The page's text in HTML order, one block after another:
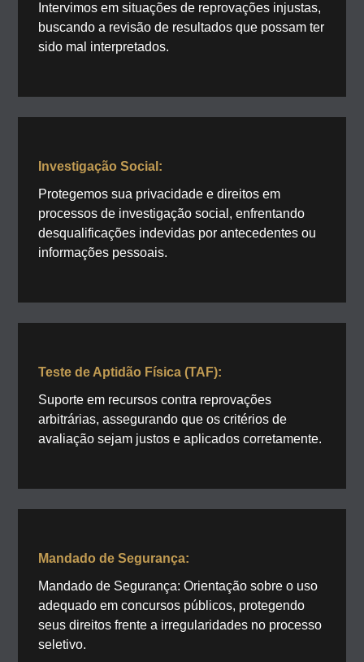
Intervimos em situações de reprovações injustas,
buscando a revisão de resultados que possam ter
sido mal interpretados.
Investigação Social:
Protegemos sua privacidade e direitos em
processos de investigação social, enfrentando
desqualificações indevidas por antecedentes ou
informações pessoais.
Teste de Aptidão Física (TAF):
Suporte em recursos contra reprovações
arbitrárias, assegurando que os critérios de
avaliação sejam justos e aplicados corretamente.
Mandado de Segurança:
Mandado de Segurança: Orientação sobre o uso
adequado em concursos públicos, protegendo
seus direitos frente a irregularidades no processo
seletivo.